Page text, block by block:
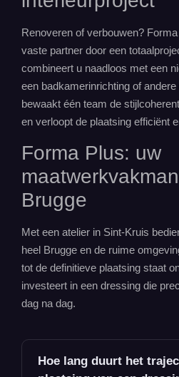
Renoveren of verbouwen?
vaste partner door een
combineert u naadloos met een
een badkamerinrichting of
bewaakt één team de
en verloopt de plaatsing efficiënt
Forma Plus: uw
Brugge
Met een atelier in Sint-Kruis
heel Brugge en de ruime
tot de definitieve plaatsing staat
investeert in een dressing die
dag na dag.
Hoe lang duurt het